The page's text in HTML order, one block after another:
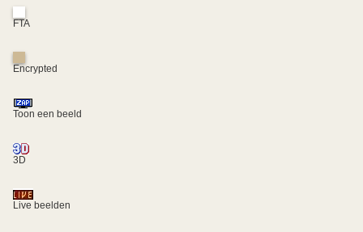
FTA
Encrypted
Toon een beeld
3D
Live beelden